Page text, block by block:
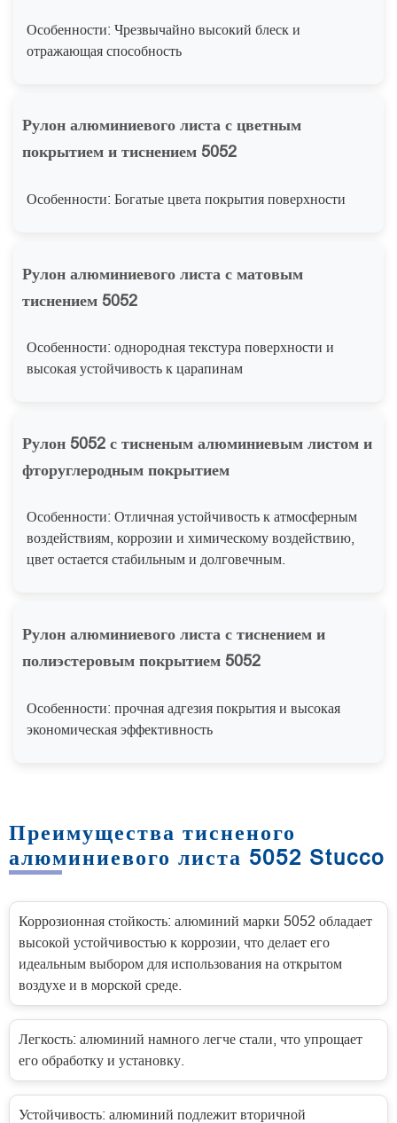
Особенности: Чрезвычайно высокий блеск и
отражающая способность
Рулон алюминиевого листа с цветным
покрытием и тиснением 5052
Особенности: Богатые цвета покрытия поверхности
Рулон алюминиевого листа с матовым
тиснением 5052
Особенности: однородная текстура поверхности и
высокая устойчивость к царапинам
Рулон 5052 с тисненым алюминиевым листом и
фторуглеродным покрытием
Особенности: Отличная устойчивость к атмосферным
воздействиям, коррозии и химическому воздействию,
цвет остается стабильным и долговечным.
Рулон алюминиевого листа с тиснением и
полиэстеровым покрытием 5052
Особенности: прочная адгезия покрытия и высокая
экономическая эффективность
Преимущества тисненого
алюминиевого листа 5052 Stucco
Коррозионная стойкость: алюминий марки 5052 обладает
высокой устойчивостью к коррозии, что делает его
идеальным выбором для использования на открытом
воздухе и в морской среде.
Легкость: алюминий намного легче стали, что упрощает
его обработку и установку.
Устойчивость: алюминий подлежит вторичной